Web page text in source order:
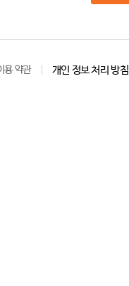
용 약관 개인 정보 처리 방침